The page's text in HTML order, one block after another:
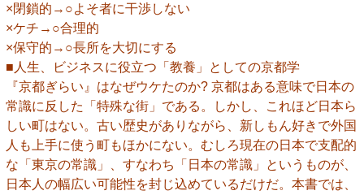
×閉鎖的→○よそ者に干渉しない
×ケチ→○合理的
×保守的→○長所を大切にする
■人生、ビジネスに役立つ「教養」としての京都学
『京都ぎらい』はなぜウケたのか? 京都はある意味で日本の
常識に反した「特殊な街」である。しかし、これほど日本ら
しい町はない。古い歴史がありながら、新しもん好きで外国
人も上手に使う町もほかにない。むしろ現在の日本で支配的
な「東京の常識」、すなわち「日本の常識」というものが、
日本人の幅広い可能性を封じ込めているだけだ。本書では、